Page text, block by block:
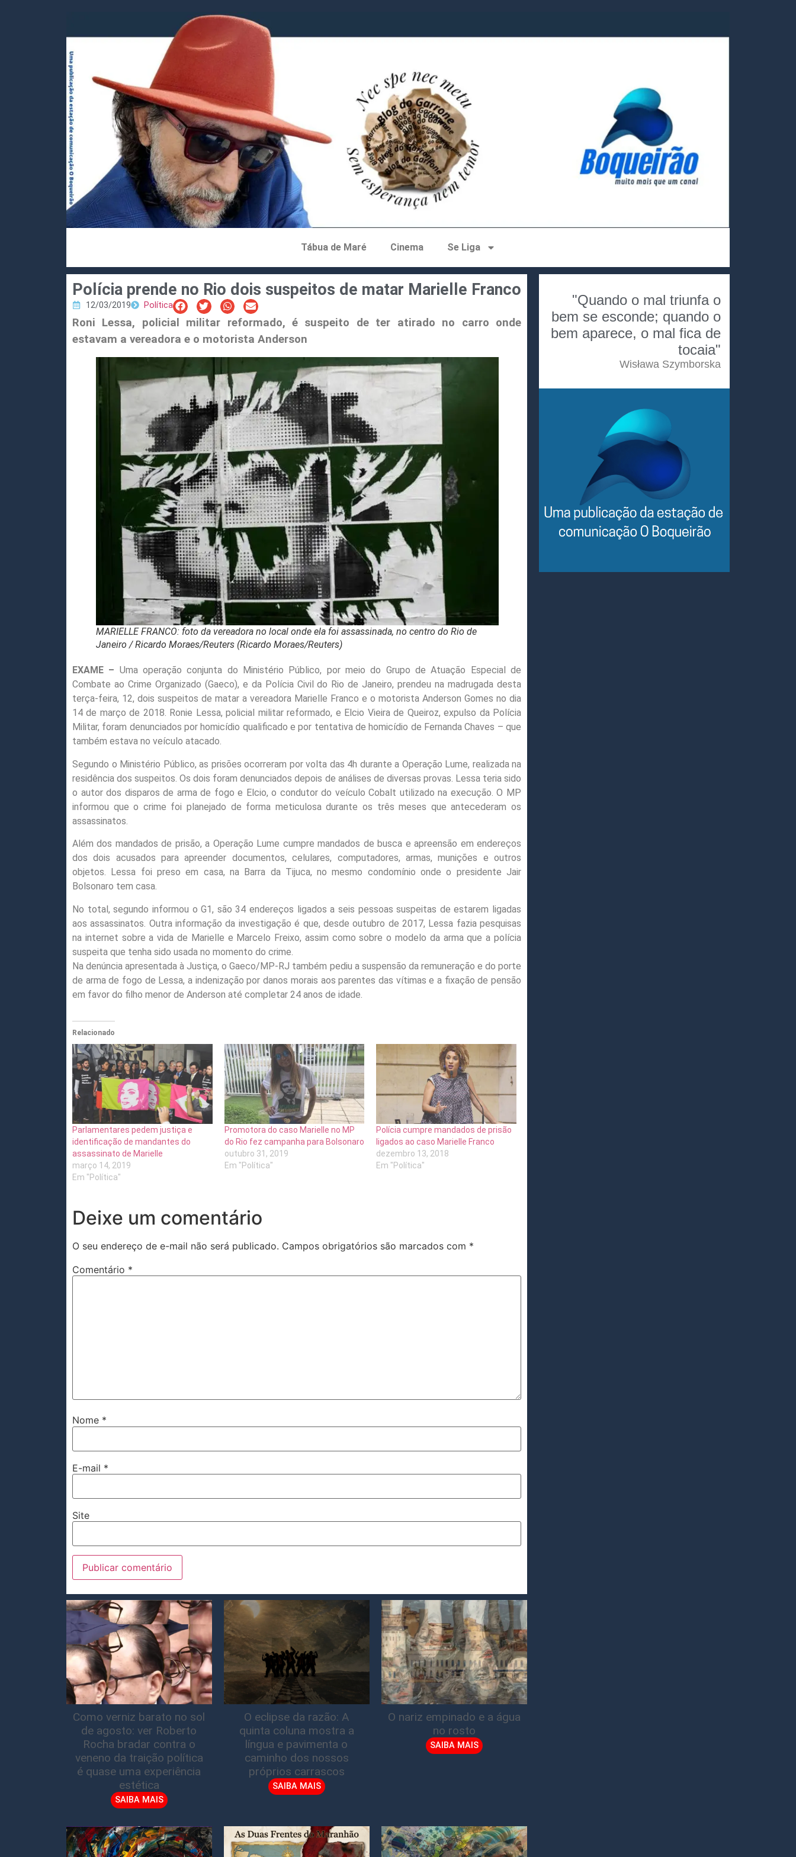
Tábua de Maré Cinema Se Liga
Polícia prende no Rio dois suspeitos de matar Marielle Franco
12/03/2019 Política
Roni Lessa, policial militar reformado, é suspeito de ter atirado no carro onde
estavam a vereadora e o motorista Anderson
MARIELLE FRANCO: foto da vereadora no local onde ela foi assassinada, no centro do Rio de
Janeiro / Ricardo Moraes/Reuters (Ricardo Moraes/Reuters)
EXAME – Uma operação conjunta do Ministério Público, por meio do Grupo de Atuação Especial de
Combate ao Crime Organizado (Gaeco), e da Polícia Civil do Rio de Janeiro, prendeu na madrugada desta
terça-feira, 12, dois suspeitos de matar a vereadora Marielle Franco e o motorista Anderson Gomes no dia
14 de março de 2018. Ronie Lessa, policial militar reformado, e Elcio Vieira de Queiroz, expulso da Polícia
Militar, foram denunciados por homicídio qualificado e por tentativa de homicídio de Fernanda Chaves – que
também estava no veículo atacado.
Segundo o Ministério Público, as prisões ocorreram por volta das 4h durante a Operação Lume, realizada na
residência dos suspeitos. Os dois foram denunciados depois de análises de diversas provas. Lessa teria sido
o autor dos disparos de arma de fogo e Elcio, o condutor do veículo Cobalt utilizado na execução. O MP
informou que o crime foi planejado de forma meticulosa durante os três meses que antecederam os
assassinatos.
Além dos mandados de prisão, a Operação Lume cumpre mandados de busca e apreensão em endereços
dos dois acusados para apreender documentos, celulares, computadores, armas, munições e outros
objetos. Lessa foi preso em casa, na Barra da Tijuca, no mesmo condomínio onde o presidente Jair
Bolsonaro tem casa.
No total, segundo informou o G1, são 34 endereços ligados a seis pessoas suspeitas de estarem ligadas
aos assassinatos. Outra informação da investigação é que, desde outubro de 2017, Lessa fazia pesquisas
na internet sobre a vida de Marielle e Marcelo Freixo, assim como sobre o modelo da arma que a polícia
suspeita que tenha sido usada no momento do crime.
Na denúncia apresentada à Justiça, o Gaeco/MP-RJ também pediu a suspensão da remuneração e do porte
de arma de fogo de Lessa, a indenização por danos morais aos parentes das vítimas e a fixação de pensão
em favor do filho menor de Anderson até completar 24 anos de idade.
Relacionado
Parlamentares pedem justiça e
identificação de mandantes do
assassinato de Marielle
março 14, 2019
Em "Política"
Promotora do caso Marielle no MP
do Rio fez campanha para Bolsonaro
outubro 31, 2019
Em "Política"
Polícia cumpre mandados de prisão
ligados ao caso Marielle Franco
dezembro 13, 2018
Em "Política"
Deixe um comentário
O seu endereço de e-mail não será publicado. Campos obrigatórios são marcados com *
Comentário *
Nome *
E-mail *
Site
Como verniz barato no sol
de agosto: ver Roberto
Rocha bradar contra o
veneno da traição política
é quase uma experiência
estética
SAIBA MAIS
O eclipse da razão: A
quinta coluna mostra a
língua e pavimenta o
caminho dos nossos
próprios carrascos
SAIBA MAIS
O nariz empinado e a água
no rosto
SAIBA MAIS
"Quando o mal triunfa o
bem se esconde; quando o
bem aparece, o mal fica de
tocaia"
Wisława Szymborska